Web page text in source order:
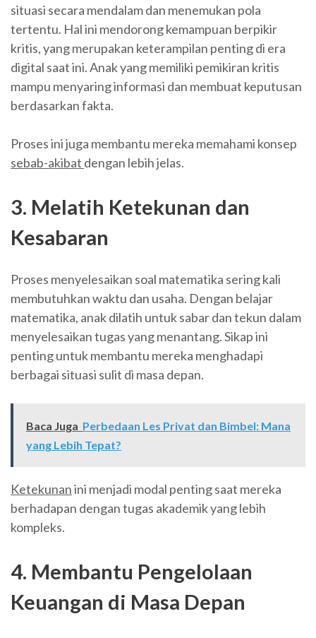
situasi secara mendalam dan menemukan pola
tertentu. Hal ini mendorong kemampuan berpikir
kritis, yang merupakan keterampilan penting di era
digital saat ini. Anak yang memiliki pemikiran kritis
mampu menyaring informasi dan membuat keputusan
berdasarkan fakta.
Proses ini juga membantu mereka memahami konsep
sebab-akibat dengan lebih jelas.
3. Melatih Ketekunan dan
Kesabaran
Proses menyelesaikan soal matematika sering kali
membutuhkan waktu dan usaha. Dengan belajar
matematika, anak dilatih untuk sabar dan tekun dalam
menyelesaikan tugas yang menantang. Sikap ini
penting untuk membantu mereka menghadapi
berbagai situasi sulit di masa depan.
Baca Juga Perbedaan Les Privat dan Bimbel: Mana
yang Lebih Tepat?
Ketekunanini menjadi modal penting saat mereka
berhadapan dengan tugas akademik yang lebih
kompleks.
4. Membantu Pengelolaan
Keuangan di Masa Depan